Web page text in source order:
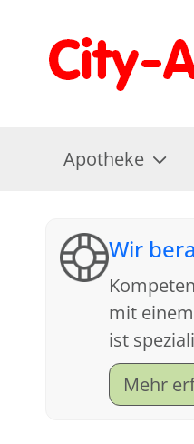
Apotheke
Wir
mit
ist
und
Mehr